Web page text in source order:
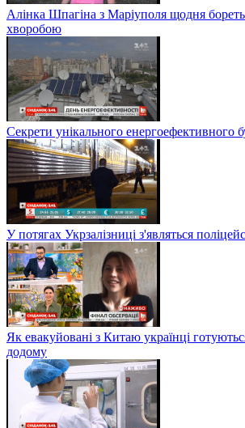
Алінка Шпагіна з Маріуполя щодня
хворобою
Секрети унікального енергоефективного
У потягах Укрзалізниці з'являться
Як евакуйовані з Китаю українці
додому